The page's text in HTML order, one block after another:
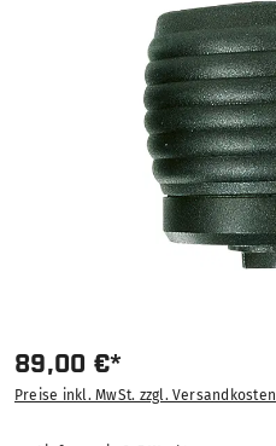
Bildergalerie überspringen
89,00 €*
Preise inkl. MwSt. zzgl. Versandkosten